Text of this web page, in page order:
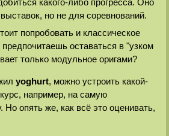
но не для соревнований.
попробовать и классическое
оставаться в "узком
только модульное оригами?
yoghurt, можно устроить какой-
например, на самую
Но опять же, как всё это оценивать,